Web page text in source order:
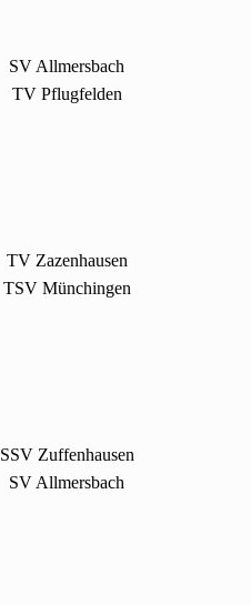
SV Allmersbach
TV Pflugfelden
TV Zazenhausen
TSV Münchingen
SSV Zuffenhausen
SV Allmersbach